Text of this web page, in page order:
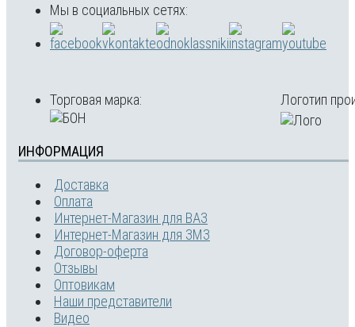
Мы в социальных сетях:
Торговая марка: Логотип
ИНФОРМАЦИЯ
Доставка
Оплата
Интернет-Магазин для ВАЗ
Интернет-Магазин для ЗМЗ
Договор-оферта
Отзывы
Оптовикам
Наши представители
Видео